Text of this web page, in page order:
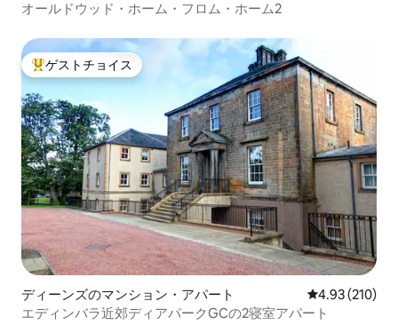
オールドウッド・ホーム・フロム・ホーム2
大好評のゲストチョイスです。
ゲストチョイス
ディーンズのマンション・アパート レビュー210
4.93 (210)
エディンバラ近郊ディアパークGCの2寝室アパート